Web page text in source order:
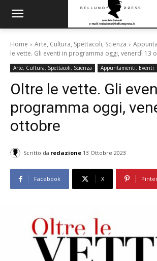
Home Arte, Cultura, Spettacoli, Scienza
le vette. Gli eventi in programma oggi, venerdì 13
Arte, Cultura, Spettacoli, Scienza Appuntamenti, Eventi
Oltre le vette. Gli
programma oggi,
ottobre
Scritto da redazione 13 Ottobre 2023
Facebook X